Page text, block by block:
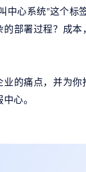
心系统”这个
部署过程？成本
的痛点，并为
心。